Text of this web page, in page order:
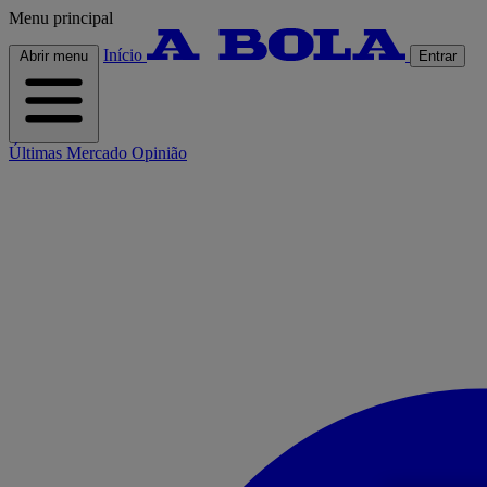
Menu principal
Abrir menu Início Entrar
Últimas Mercado Opinião